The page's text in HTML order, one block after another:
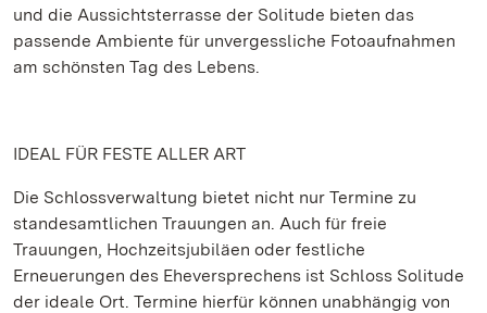
und die Aussichtsterrasse der Solitude bieten das
passende Ambiente für unvergessliche Fotoaufnahmen
am schönsten Tag des Lebens.
IDEAL FÜR FESTE ALLER ART
Die Schlossverwaltung bietet nicht nur Termine zu
standesamtlichen Trauungen an. Auch für freie
Trauungen, Hochzeitsjubiläen oder festliche
Erneuerungen des Eheversprechens ist Schloss Solitude
der ideale Ort. Termine hierfür können unabhängig von